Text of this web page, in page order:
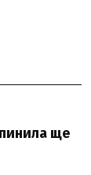
ще